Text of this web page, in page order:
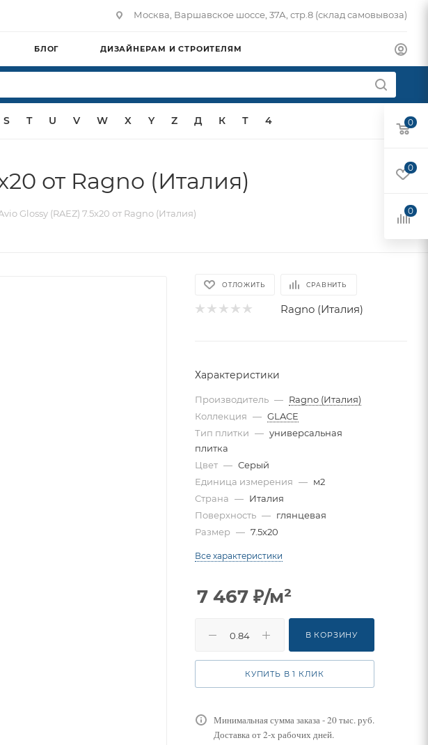
Москва, Варшавское шоссе, 37А, стр.8 (склад самовывоза)
БЛОГ ДИЗАЙНЕРАМ И СТРОИТЕЛЯМ
S T U V W X Y Z Д К Т 4
от Ragno (Италия)
Glossy (RAEZ) 7.5x20 от Ragno (Италия)
ОТЛОЖИТЬ СРАВНИТЬ
Ragno (Италия)
Характеристики
Производитель — Ragno (Италия)
Коллекция — GLACE
Тип плитки — универсальная
плитка
Цвет — Серый
Единица измерения — м2
Страна — Италия
Поверхность — глянцевая
Размер — 7.5x20
Все характеристики
7 467 ₽/м²
В КОРЗИНУ
КУПИТЬ В 1 КЛИК
Минимальная сумма заказа - 20 тыс. руб.
Доставка от 2-х рабочих дней.
0
0
0